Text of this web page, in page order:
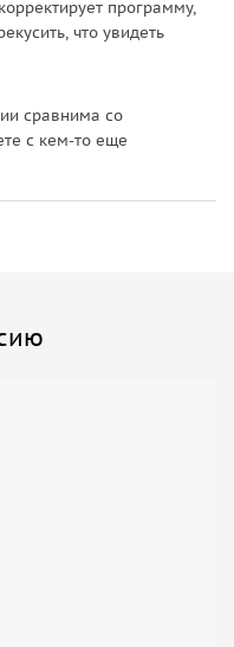
программу,
что увидеть
сравнима со
с кем-то еще